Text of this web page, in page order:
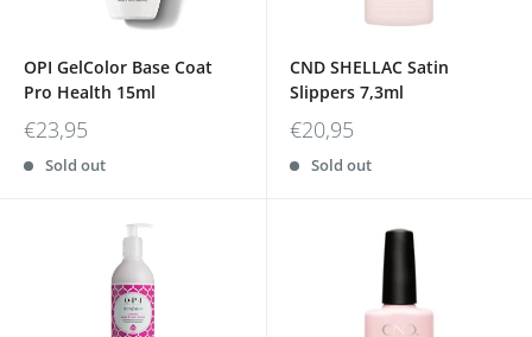
OPI GelColor Base Coat
Pro Health 15ml
€23,95
Sold out
CND SHELLAC Satin
Slippers 7,3ml
€20,95
Sold out